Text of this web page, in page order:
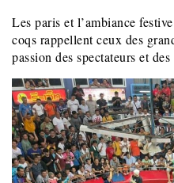
Les paris et l’ambiance
coqs rappellent ceux des
passion des spectateurs et